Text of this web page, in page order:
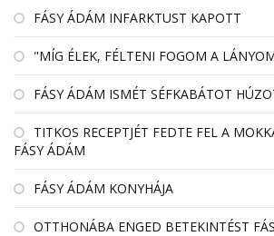
FÁSY ÁDÁM INFARKTUST KAPOTT
"MÍG ÉLEK, FÉLTENI FOGOM A
FÁSY ÁDÁM ISMÉT SÉFKABÁTOT
TITKOS RECEPTJÉT FEDTE FEL A
FÁSY ÁDÁM
FÁSY ÁDÁM KONYHÁJA
OTTHONÁBA ENGED BETEKINTÉST